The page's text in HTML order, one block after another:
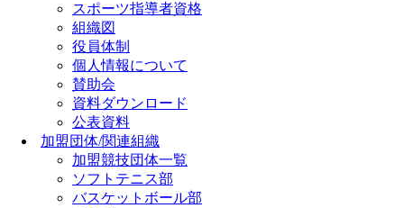
スポーツ指導者資格
組織図
役員体制
個人情報について
賛助会
資料ダウンロード
公表資料
加盟団体/関連組織
加盟競技団体一覧
ソフトテニス部
バスケットボール部